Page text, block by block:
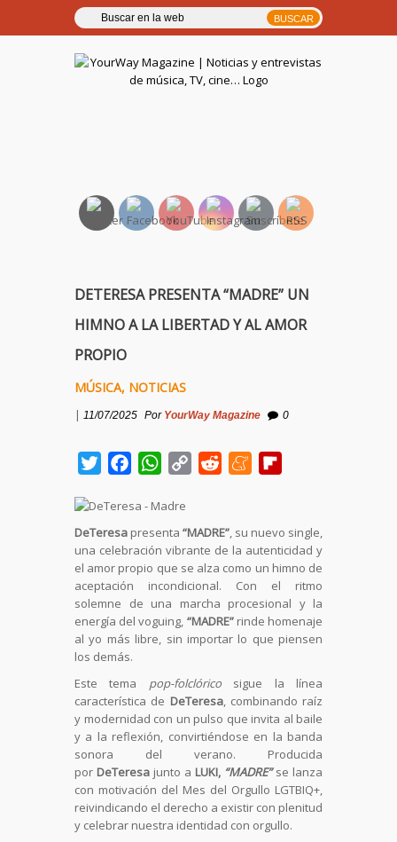
DETERESA PRESENTA “MADRE” UN
HIMNO A LA LIBERTAD Y AL AMOR
PROPIO
MÚSICA, NOTICIAS
| 11/07/2025 Por YourWay Magazine 0
TwitterFacebookWhatsApp
Copy
Reddit Meneame
DeTeresa presenta “MADRE” , su nuevo single,
una celebración vibrante de la autenticidad y
el amor propio que se alza como un himno de
aceptación incondicional. Con el ritmo
solemne de una marcha procesional y la
energía del voguing, “MADRE”rinde homenaje
al yo más libre, sin importar lo que piensen
los demás.
Este tema pop-folclóricosigue la línea
característica de DeTeresa, combinando raíz
y modernidad con un pulso que invita al baile
y a la reflexión, convirtiéndose en la banda
sonora del verano. Producida
por DeTeresa junto a LUKI, “MADRE” se lanza
con motivación del Mes del Orgullo LGTBIQ+,
reivindicando el derecho a existir con plenitud
y celebrar nuestra identidad con orgullo.